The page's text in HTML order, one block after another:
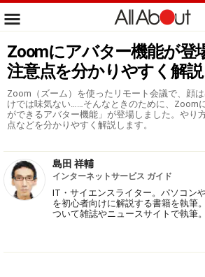
Zoomにアバター機能が登
注意点を分かりやすく解説
Zoom（ズーム）を使ったリモート会議で、顔
けでは味気ない……そんなときのために、Zoom
ができるアバター機能」が登場しました。やり
点などを分かりやすく解説します。
島田 祥輔
インターネットサービス ガイド
IT・サイエンスライター。パソコン
を初心者向けに解説する書籍を執筆
ついて雑誌やニュースサイトで執筆。